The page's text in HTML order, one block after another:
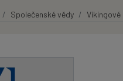
Společenské vědy Vikingové